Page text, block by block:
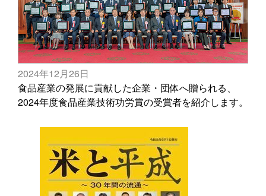
2024年12月26日
食品産業の発展に貢献した企業・団体へ贈られる、
2024年度食品産業技術功労賞の受賞者を紹介します。